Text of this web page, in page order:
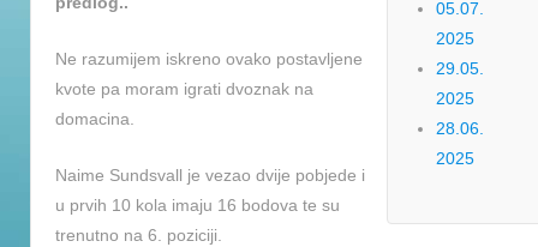
Ne razumijem iskreno ovako postavljene
kvote pa moram igrati dvoznak na
domacina.
Naime Sundsvall je vezao dvije pobjede i
u prvih 10 kola imaju 16 bodova te su
trenutno na 6. poziciji.
05.07.
2025
29.05.
2025
28.06.
2025